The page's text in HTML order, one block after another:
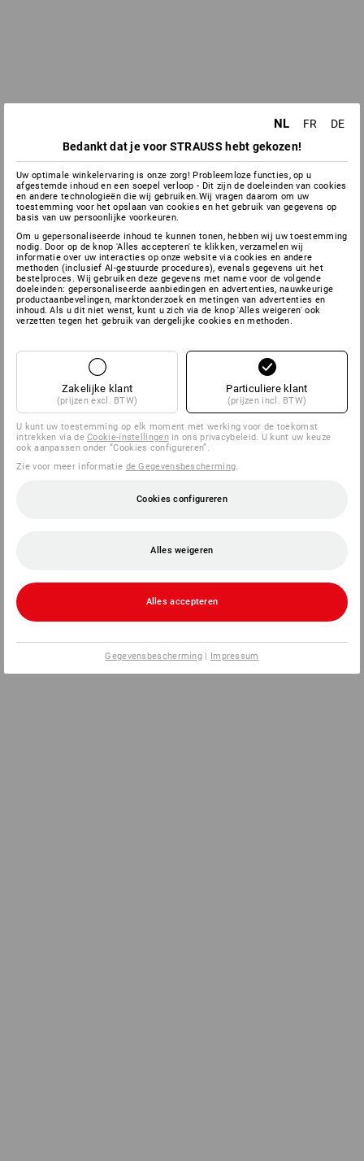
NL FR
DE
Bedankt dat je voor STRAUSS hebt gekozen!
Uw optimale winkelervaring is onze zorg! Probleemloze functies, op u
afgestemde inhoud en een soepel verloop - Dit zijn de doeleinden van cookies
en andere technologieën die wij gebruiken.Wij vragen daarom om uw
toestemming voor het opslaan van cookies en het gebruik van gegevens op
basis van uw persoonlijke voorkeuren.
Om u gepersonaliseerde inhoud te kunnen tonen, hebben wij uw toestemming
nodig. Door op de knop 'Alles accepteren' te klikken, verzamelen wij
informatie over uw interacties op onze website via cookies en andere
methoden (inclusief AI-gestuurde procedures), evenals gegevens uit het
bestelproces. Wij gebruiken deze gegevens met name voor de volgende
doeleinden: gepersonaliseerde aanbiedingen en advertenties, nauwkeurige
productaanbevelingen, marktonderzoek en metingen van advertenties en
inhoud. Als u dit niet wenst, kunt u zich via de knop 'Alles weigeren' ook
verzetten tegen het gebruik van dergelijke cookies en methoden.
Zakelijke klant
(prijzen excl. BTW)
Particuliere klant
(prijzen incl. BTW)
U kunt uw toestemming op elk moment met werking voor de toekomst
intrekken via deCookie-instellingenin ons privacybeleid. U kunt uw keuze
ook aanpassen onder “Cookies configureren”.
Zie voor meer informatie de Gegevensbescherming
Cookies configureren
Alles weigeren
Alles accepteren
Gegevensbescherming | Impressum